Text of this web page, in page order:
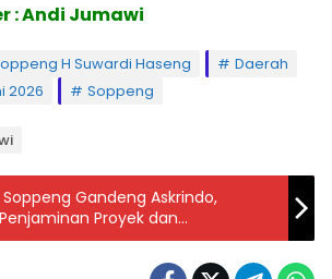
: Andi Jumawi
H Suwardi Haseng
Daerah
2026
Soppeng
Gandeng Askrindo,
Proyek dan
Risiko Pembangunan